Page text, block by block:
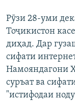
Рӯзи 28-уми
Тоҷикистон
диҳад. Дар
сифати
Намояндагони
суръат ва
"истифодаи